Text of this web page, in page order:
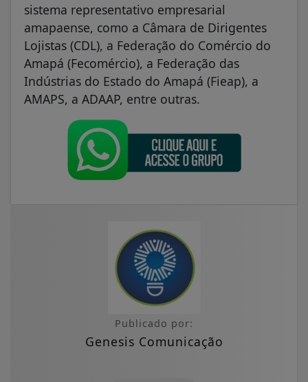
sistema representativo empresarial
amapaense, como a Câmara de Dirigentes
Lojistas (CDL), a Federação do Comércio do
Amapá (Fecomércio), a Federação das
Indústrias do Estado do Amapá (Fieap), a
AMAPS, a ADAAP, entre outras.
Publicado por:
Genesis Comunicação